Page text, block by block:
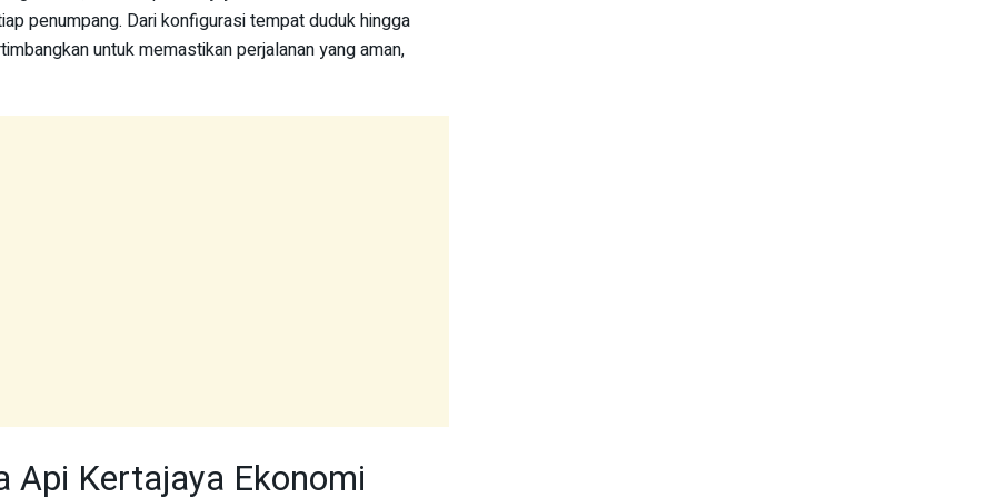
penumpang. Dari konfigurasi tempat duduk hingga
untuk memastikan perjalanan yang aman,
Api Kertajaya Ekonomi